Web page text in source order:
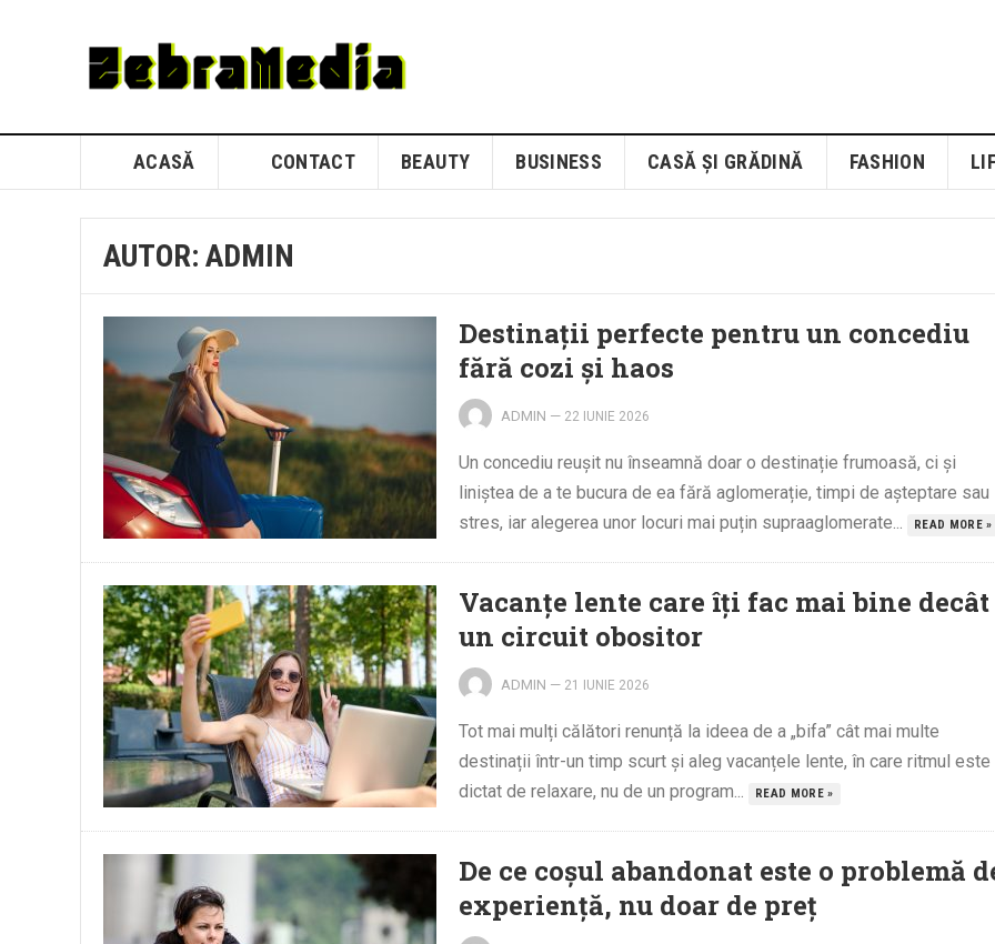
ACASĂ CONTACT BEAUTY BUSINESS CASĂ ȘI GRĂDINĂ FASHION
AUTOR: ADMIN
Destinații perfecte pentru un concediu
fără cozi și haos
ADMIN — 22 IUNIE 2026
Un concediu reușit nu înseamnă doar o destinație frumoasă, ci și
liniștea de a te bucura de ea fără aglomerație, timpi de așteptare sau
stres, iar alegerea unor locuri mai puțin supraaglomerate...
READ MORE »
Vacanțe lente care îți fac mai bine decât
un circuit obositor
ADMIN — 21 IUNIE 2026
Tot mai mulți călători renunță la ideea de a „bifa” cât mai multe
destinații într-un timp scurt și aleg vacanțele lente, în care ritmul este
dictat de relaxare, nu de un program...
READ MORE »
De ce coșul abandonat este o problemă
experiență, nu doar de preț